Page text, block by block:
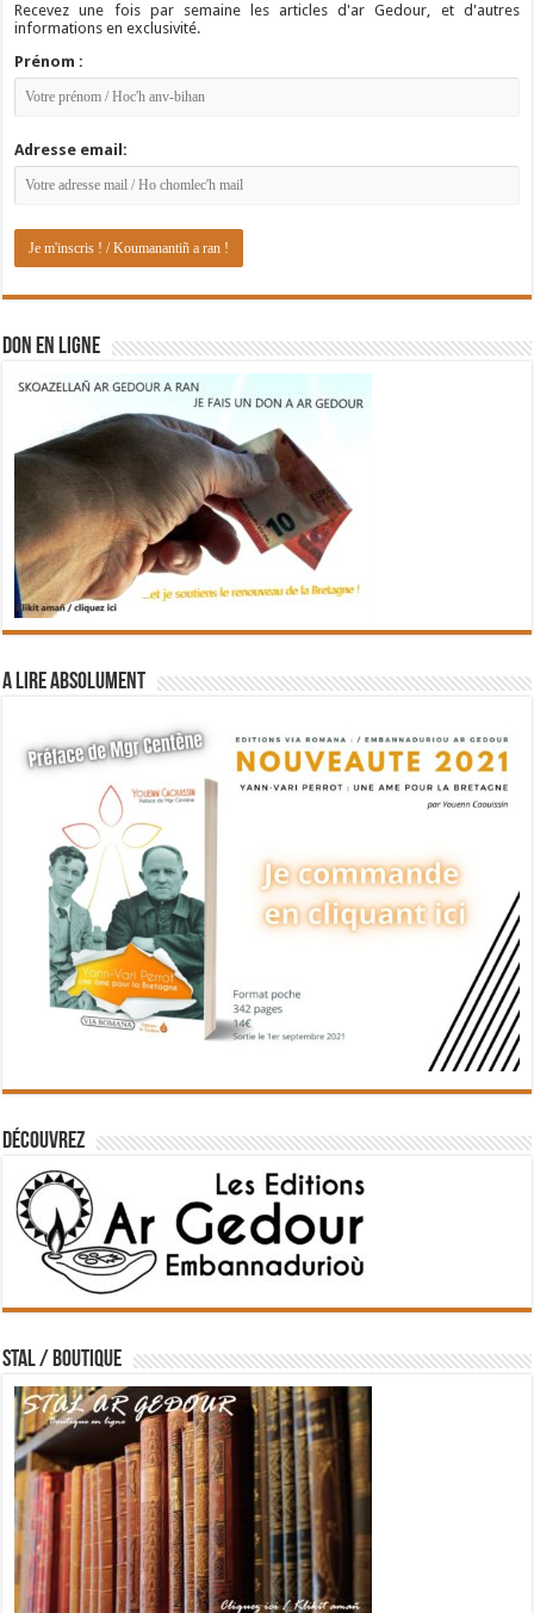
Recevez une fois par semaine les articles d'ar Gedour, et d'autres
informations en exclusivité.
Prénom :
Adresse email:
DON EN LIGNE
A lire absolument
Découvrez
STAL / BOUTIQUE